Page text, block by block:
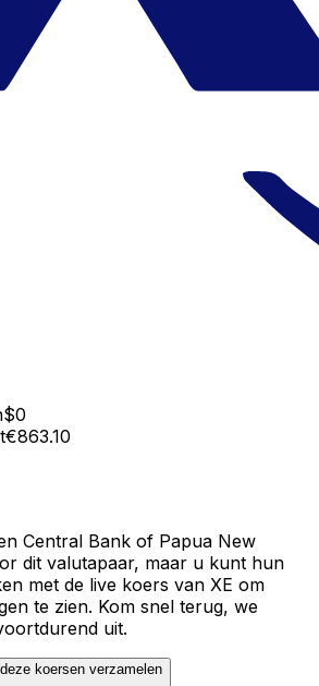
$0
€863.10
Central Bank of Papua New
dit valutapaar, maar u kunt hun
met de live koers van XE om
te zien. Kom snel terug, we
uit.
koersen verzamelen